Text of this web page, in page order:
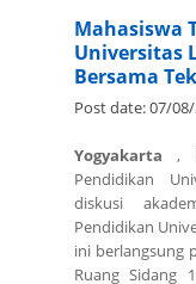
Mahasiswa
Universitas
Bersama
Post date:07/08/
Yogyakarta ,
Pendidikan
diskusi
Pendidikan
ini berlangsung
Ruang Sidang